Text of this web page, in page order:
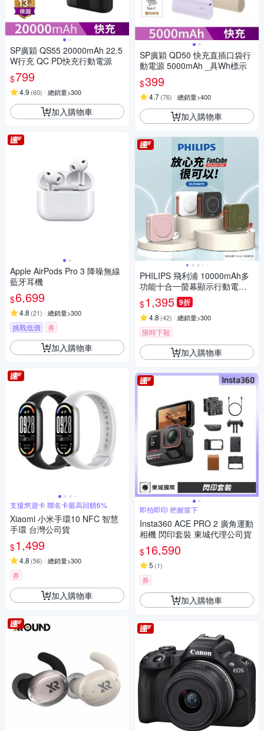
SP廣穎 QS55 20000mAh 22.5
W行充 QC PD快充行動電源
$799
4.9 (60) 總銷量>300
加入購物車
Apple AirPods Pro 3 降噪無線
藍牙耳機
$6,699
4.8 (21) 總銷量>300
挑戰低價 券
加入購物車
支援悠遊卡 聯名卡最高回饋6%
Xiaomi 小米手環10 NFC 智慧
手環 台灣公司貨
$1,499
4.8 (56) 總銷量>300
券
加入購物車
SP廣穎 QD50 快充直插口袋行
動電源 5000mAh _具Wh標示
$399
4.7(76) 總銷量>400
加入購物車
PHILIPS 飛利浦 10000mAh多
功能十合一螢幕顯示行動電源
DLP4347C
$1,395 9折
4.8 (42) 總銷量>300
限時下殺
加入購物車
即拍即印 把握當下
Insta360 ACE PRO 2 廣角運動
相機 閃印套裝 東城代理公司貨
$16,590
5 (1)
券
加入購物車